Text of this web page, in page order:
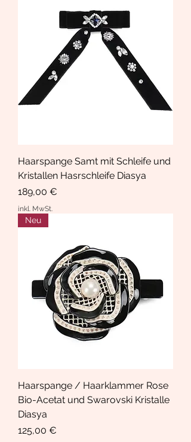
Haarspange Samt mit Schleife und
Kristallen Hasrschleife Diasya
Preis
189,00 €
inkl. MwSt.
Neu
Haarspange / Haarklammer Rose
Bio-Acetat und Swarovski Kristalle
Diasya
Preis
125,00 €